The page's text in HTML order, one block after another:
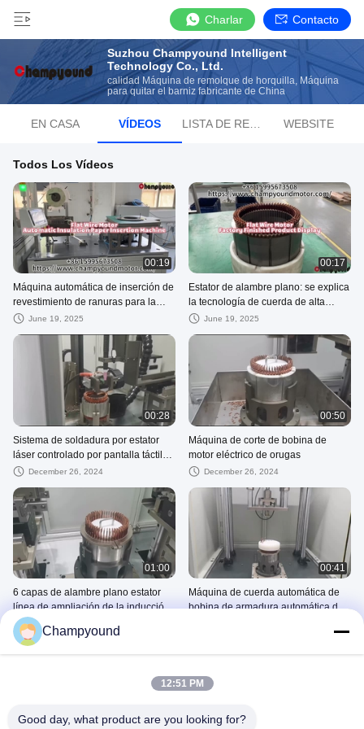
Charlar Contacto
Suzhou Champyound Intelligent
Technology Co., Ltd.
calidad Máquina de remolque de horquilla, Máquina
para quitar el barniz fabricante de China
EN CASA VÍDEOS WEBSITE
Todos Los Vídeos
00:19
Máquina automática de inserción de
revestimiento de ranuras para la
producción de estatores de alambre
June 19, 2025
00:17
Estator de alambre plano: se explica
la tecnología de cuerda de alta
precisión
June 19, 2025
00:28
Sistema de soldadura por estator
láser controlado por pantalla táctil
con capacidad de ángulo arbitrario
December 26, 2024
00:50
Máquina de corte de bobina de
motor eléctrico de orugas
December 26, 2024
01:00
6 capas de alambre plano estator
línea de ampliación de la inducción
del motor de bobinado de la
máquina ODM
December 25, 2024
00:41
Máquina de cuerda automática de
bobina de armadura automática de
00:21
Champyound
12:51 PM
Good day, what product are you looking for?